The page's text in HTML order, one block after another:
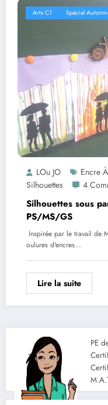
Arts C1 Spécial
LOu JO Encre
Silhouettes 4
Silhouettes sous
PS/MS/GS
Inspirée par le travail de
oulures d'encres…
Lire la suite
PE